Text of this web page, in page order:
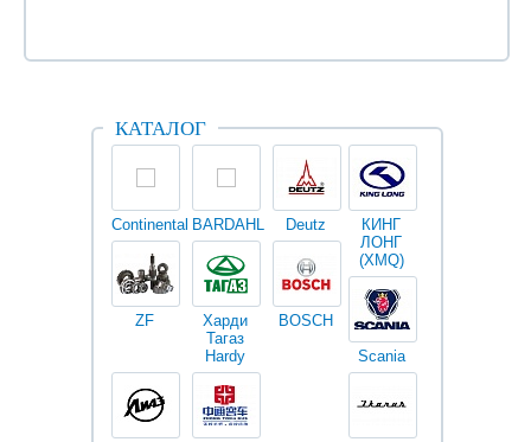
КАТАЛОГ
Continental BARDAHL Deutz
ZF
Харди
Тагаз
Hardy
BOSCH
КИНГ
ЛОНГ
(XMQ)
Scania